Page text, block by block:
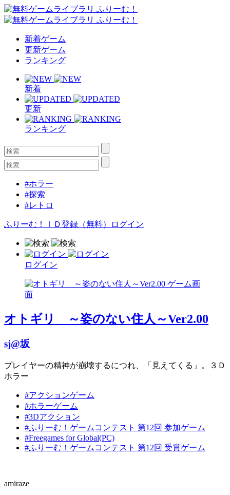
新着ゲーム
更新ゲーム
ランキング
新着
更新
ランキング
#ホラー
#探索
#レトロ
ふりーむ！ＩＤ登録（無料） ログイン
ログイン
オトギリ ～姿のない住人～Ver2.00
sj@坂
プレイヤーの精神が崩壊するにつれ、「見えてくる」。３Ｄ
ホラー
#アクションゲーム
#ホラーゲーム
#3Dアクション
#ふりーむ！ゲームコンテスト 第12回 参加ゲーム
#Freegames for Global(PC)
#ふりーむ！ゲームコンテスト 第12回 受賞ゲーム
amiraze